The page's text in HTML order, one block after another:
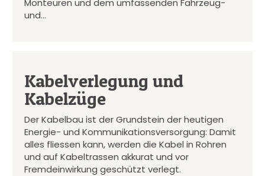
Monteuren und dem umfassenden Fahrzeug-
und…
Kabelverlegung und
Kabelzüge
Der Kabelbau ist der Grundstein der heutigen
Energie- und Kommunikationsversorgung: Damit
alles fliessen kann, werden die Kabel in Rohren
und auf Kabeltrassen akkurat und vor
Fremdeinwirkung geschützt verlegt.